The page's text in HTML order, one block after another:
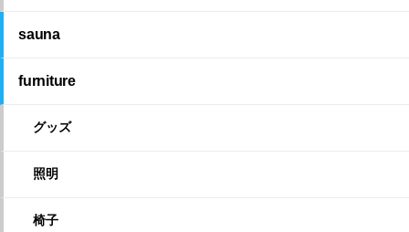
sauna
furniture
グッズ
照明
椅子